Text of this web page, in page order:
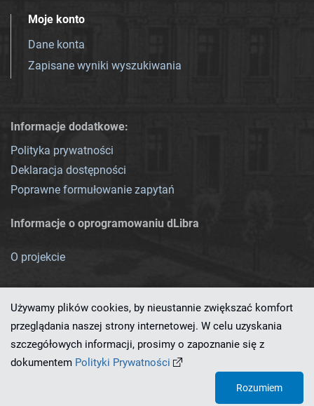
Moje konto
Dane konta
Zapisane wyniki wyszukiwania
Informacje dodatkowe:
Polityka prywatności
Deklaracja dostępności
Poprawne formułowanie zapytań
Informacje o oprogramowaniu dLibra
O projekcie
Ten serwis działa dzięki oprogramowaniu
Używamy plików cookies, by nieustannie zwiększać komfort
przeglądania naszej strony internetowej. W celu uzyskania
szczegółowych informacji, prosimy o zapoznanie się z
dokumentem Polityki Prywatności
Rozumiem